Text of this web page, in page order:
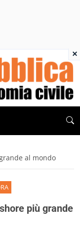
al mondo
più grande
×